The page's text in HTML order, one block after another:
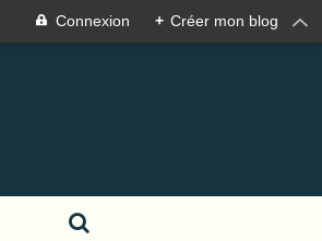
Connexion + Créer mon blog